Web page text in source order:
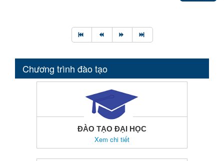
Chương trình đào tạo
ĐÀO TẠO ĐẠI HỌC
Xem chi tiết